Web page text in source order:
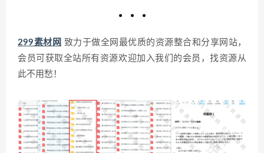
299素材网 致力于做全网最优质的资源整合和分享网站，
会员可获取全站所有资源欢迎加入我们的会员，找资源从
此不用愁！